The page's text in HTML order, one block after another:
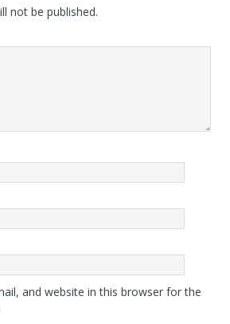
not be published.
and website in this browser for the